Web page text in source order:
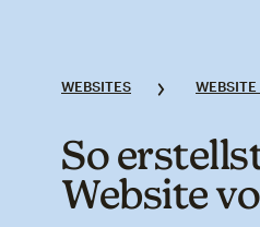
WEBSITES
So
Website